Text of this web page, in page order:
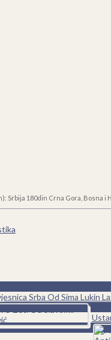
180din Crna Gora, Bosna i
Srba Od Sima Lukin